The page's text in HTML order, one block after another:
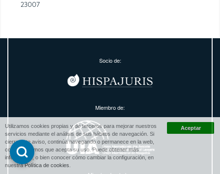
23007
Socio de:
Miembro de:
Utilizamos cookies propias y de terceros para mejorar nuestros
servicios mediante el análisis de sus hábitos de navegación. Si
cierra este aviso, continúa navegando o permanece en la web,
consideraremos que acepta su uso. Puede obtener más
información, o bien conocer cómo cambiar la configuración, en
nuestraPolítica de cookies